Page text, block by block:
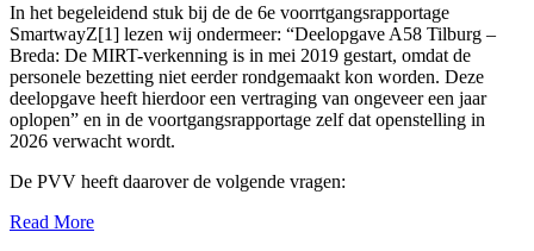
In het begeleidend stuk bij de de 6e voorrtgangsrapportage
SmartwayZ[1] lezen wij ondermeer: “Deelopgave A58 Tilburg –
Breda: De MIRT-verkenning is in mei 2019 gestart, omdat de
personele bezetting niet eerder rondgemaakt kon worden. Deze
deelopgave heeft hierdoor een vertraging van ongeveer een jaar
oplopen” en in de voortgangsrapportage zelf dat openstelling in
2026 verwacht wordt.
De PVV heeft daarover de volgende vragen:
Read More